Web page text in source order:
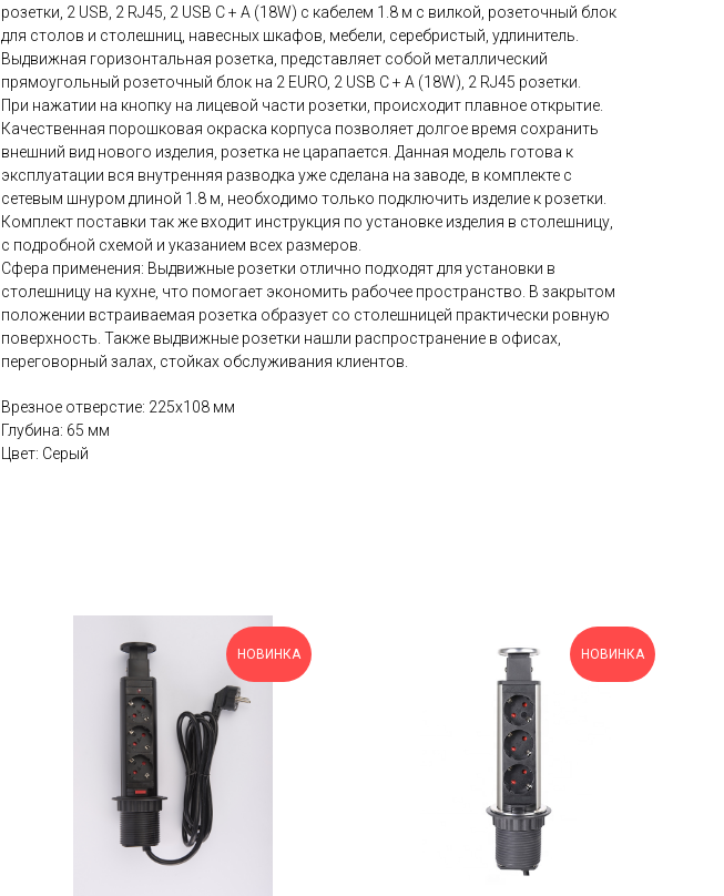
розетки, 2 USB, 2 RJ45, 2 USB C + A (18W) с кабелем 1.8 м с вилкой, розеточный блок
для столов и столешниц, навесных шкафов, мебели, серебристый, удлинитель.
Выдвижная горизонтальная розетка, представляет собой металлический
прямоугольный розеточный блок на 2 EURO, 2 USB C + A (18W), 2 RJ45 розетки.
При нажатии на кнопку на лицевой части розетки, происходит плавное открытие.
Качественная порошковая окраска корпуса позволяет долгое время сохранить
внешний вид нового изделия, розетка не царапается. Данная модель готова к
эксплуатации вся внутренняя разводка уже сделана на заводе, в комплекте с
сетевым шнуром длиной 1.8 м, необходимо только подключить изделие к розетки.
Комплект поставки так же входит инструкция по установке изделия в столешницу,
с подробной схемой и указанием всех размеров.
Сфера применения: Выдвижные розетки отлично подходят для установки в
столешницу на кухне, что помогает экономить рабочее пространство. В закрытом
положении встраиваемая розетка образует со столешницей практически ровную
поверхность. Также выдвижные розетки нашли распространение в офисах,
переговорный залах, стойках обслуживания клиентов.
Врезное отверстие: 225х108 мм
Глубина: 65 мм
Цвет: Серый
НОВИНКА НОВИНКА